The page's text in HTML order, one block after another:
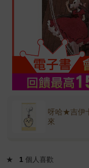
呀哈★吉伊
來
★ 1 個人喜歡